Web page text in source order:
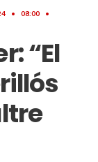
• 08:00
•
“El